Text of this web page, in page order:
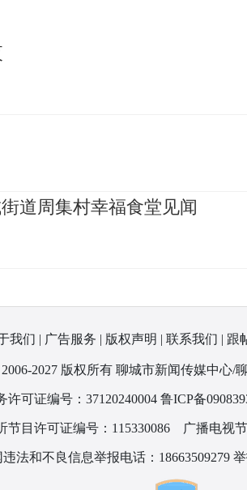
道周集村幸福食堂见闻
我们 | 广告服务 | 版权声明 | 联系我们 | 跟
2027 版权所有 聊城市新闻传媒中心/
可证编号：37120240004 鲁ICP备
节目许可证编号：115330086 广播电视
法和不良信息举报电话：18663509279